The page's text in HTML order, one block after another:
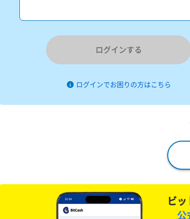
ログインする
ログインでお困りの方はこちら
ビ
公